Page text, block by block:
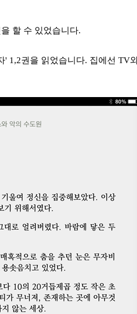
할 수 있었습니다.
1,2권을 읽었습니다. 집에선 TV